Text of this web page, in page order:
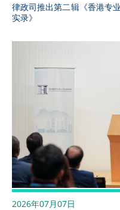
律政司推出第二辑《香港专
实录》
2026年07月07日